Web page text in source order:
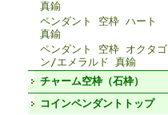
真鍮
ペンダント 空枠 ハート
真鍮
ペンダント 空枠 オクタゴ
ン/エメラルド 真鍮
チャーム空枠（石枠）
コインペンダントトップ